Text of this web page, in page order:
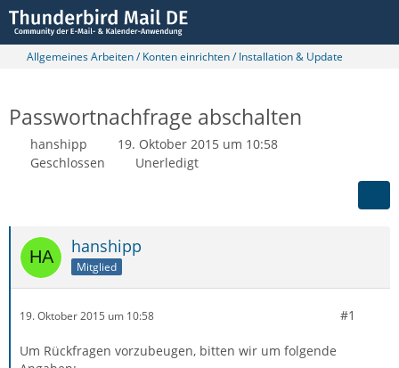
Allgemeines Arbeiten / Konten einrichten / Installation & Update
Passwortnachfrage abschalten
hanshipp
19. Oktober 2015 um 10:58
Geschlossen
Unerledigt
hanshipp
Mitglied
19. Oktober 2015 um 10:58 #1
Um Rückfragen vorzubeugen, bitten wir um folgende